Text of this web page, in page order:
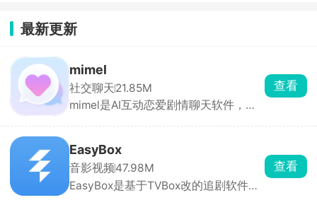
最新更新
mimel
社交聊天21.85M
mimel是AI互动恋爱剧情聊天软件，角
点开就能一对一私聊。也可以自定义创
建专属AI，从零打造专属虚拟伴侣，所
有互动剧情全由你掌控。
查看
EasyBox
音影视频47.98M
EasyBox是基于TVBox改的追剧软件，
查看